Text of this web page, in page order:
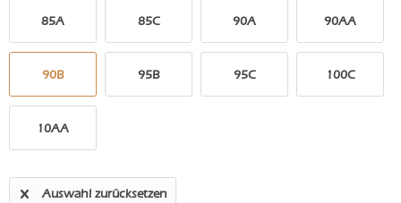
85A 85C 90A 90AA
90B 95B 95C 100C
10AA
Auswahl zurücksetzen